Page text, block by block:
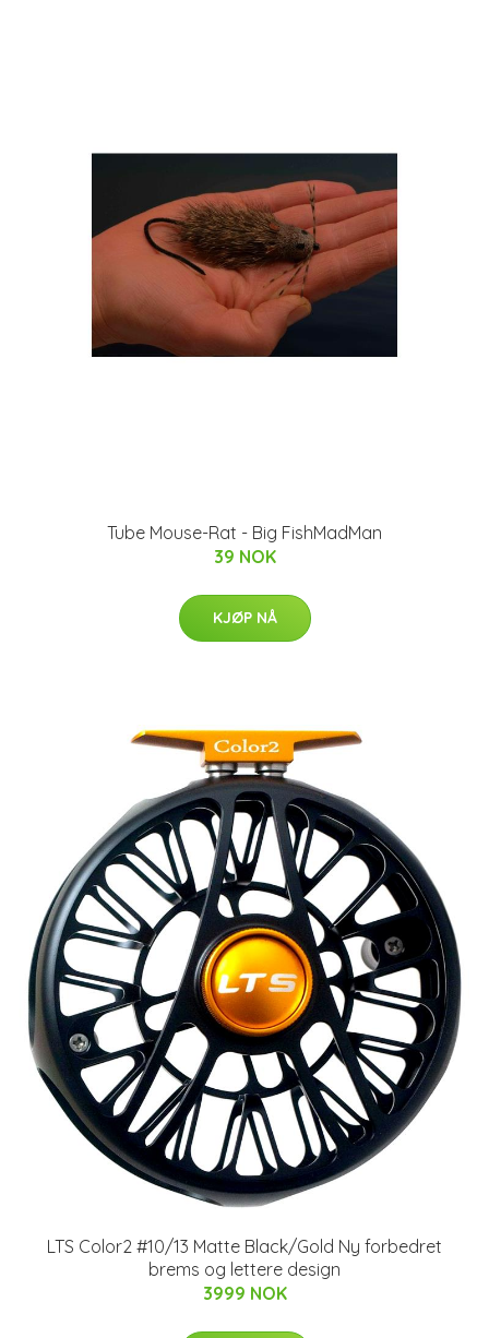
Tube Mouse-Rat - Big FishMadMan
39 NOK
KJØP NÅ
LTS Color2 #10/13 Matte Black/Gold Ny forbedret
brems og lettere design
3999 NOK